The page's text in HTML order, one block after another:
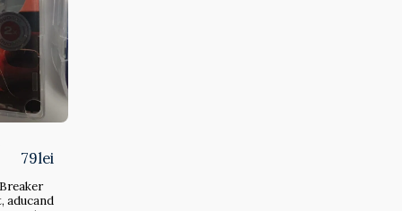
-
79lei
aducand